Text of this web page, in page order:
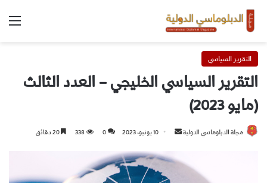
التقرير السياسي
التقرير السياسي الخليجي – العدد الثالث
(مايو 2023)
مجلة الدبلوماسي الدولية 10 يونيو، 2023 0
338